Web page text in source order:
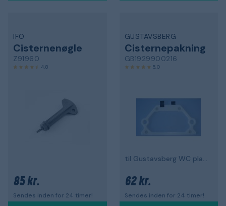
IFÖ
Cisternenøgle
Z91960
4,8
85 kr.
Sendes inden for 24 timer!
GUSTAVSBERG
Cisternepakning
GB1929900216
5,0
til Gustavsberg WC pladser 315, 325, 344
62 kr.
Sendes inden for 24 timer!